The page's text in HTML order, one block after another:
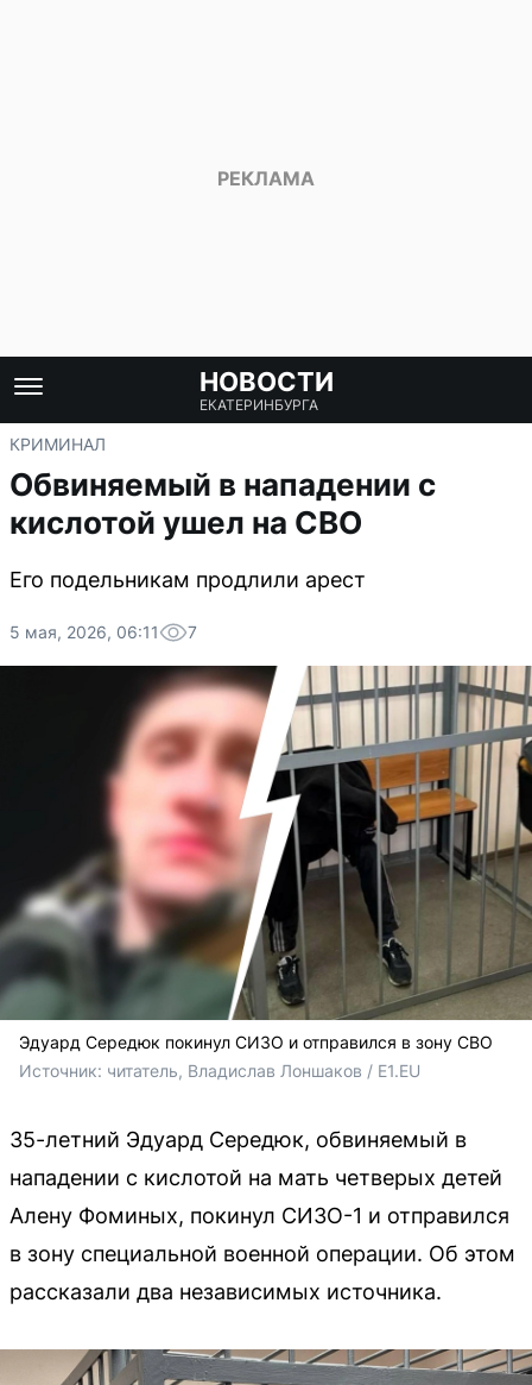
НОВОСТИ
ЕКАТЕРИНБУРГА
КРИМИНАЛ
Обвиняемый в нападении с
кислотой ушел на СВО
Его подельникам продлили арест
5 мая, 2026, 06:11 7
Эдуард Середюк покинул СИЗО и отправился в зону СВО
Источник: читатель, Владислав Лоншаков / E1.EU
35-летний Эдуард Середюк, обвиняемый в
нападении с кислотой на мать четверых детей
Алену Фоминых, покинул СИЗО-1 и отправился
в зону специальной военной операции. Об этом
рассказали два независимых источника.